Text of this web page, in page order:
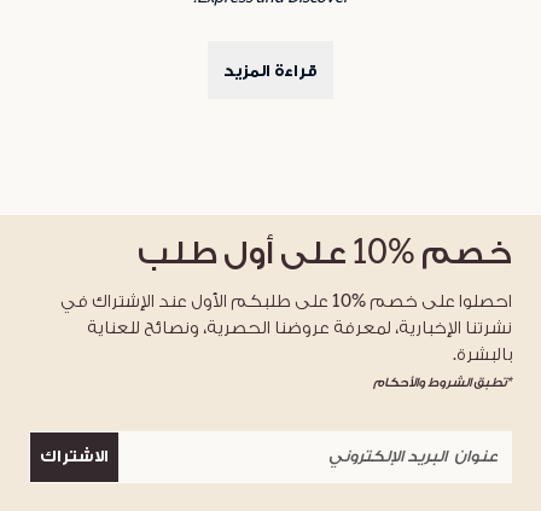
قراءة المزيد
خصم %10 على أول طلب
احصلوا على خصم %10 على طلبكم الأول عند الإشتراك في
نشرتنا الإخبارية، لمعرفة عروضنا الحصرية، ونصائح للعناية
بالبشرة.
*تطبق الشروط والأحكام
الاشتراك